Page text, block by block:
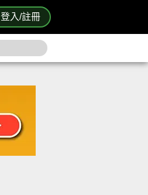
登入/註冊